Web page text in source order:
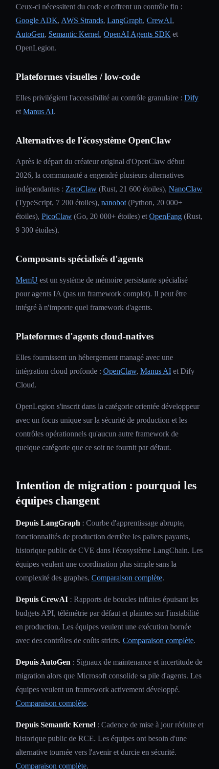
Ceux-ci nécessitent du code et offrent un contrôle fin :
Google ADK, AWS Strands, LangGraph, CrewAI,
AutoGen, Semantic Kernel, OpenAI Agents SDK et
OpenLegion.
Plateformes visuelles / low-code
Elles privilégient l'accessibilité au contrôle granulaire : Dify
et Manus AI.
Alternatives de l'écosystème OpenClaw
Après le départ du créateur original d'OpenClaw début
2026, la communauté a engendré plusieurs alternatives
indépendantes : ZeroClaw (Rust, 21 600 étoiles), NanoClaw
(TypeScript, 7 200 étoiles), nanobot (Python, 20 000+
étoiles), PicoClaw (Go, 20 000+ étoiles) et OpenFang (Rust,
9 300 étoiles).
Composants spécialisés d'agents
MemU est un système de mémoire persistante spécialisé
pour agents IA (pas un framework complet). Il peut être
intégré à n'importe quel framework d'agents.
Plateformes d'agents cloud-natives
Elles fournissent un hébergement managé avec une
intégration cloud profonde : OpenClaw, Manus AI et Dify
Cloud.
OpenLegion s'inscrit dans la catégorie orientée développeur
avec un focus unique sur la sécurité de production et les
contrôles opérationnels qu'aucun autre framework de
quelque catégorie que ce soit ne fournit par défaut.
Intention de migration : pourquoi les
équipes changent
Depuis LangGraph : Courbe d'apprentissage abrupte,
fonctionnalités de production derrière les paliers payants,
historique public de CVE dans l'écosystème LangChain. Les
équipes veulent une coordination plus simple sans la
complexité des graphes. Comparaison complète.
Depuis CrewAI : Rapports de boucles infinies épuisant les
budgets API, télémétrie par défaut et plaintes sur l'instabilité
en production. Les équipes veulent une exécution bornée
avec des contrôles de coûts stricts. Comparaison complète.
Depuis AutoGen : Signaux de maintenance et incertitude de
migration alors que Microsoft consolide sa pile d'agents. Les
équipes veulent un framework activement développé.
Comparaison complète.
Depuis Semantic Kernel : Cadence de mise à jour réduite et
historique public de RCE. Les équipes ont besoin d'une
alternative tournée vers l'avenir et durcie en sécurité.
Comparaison complète.